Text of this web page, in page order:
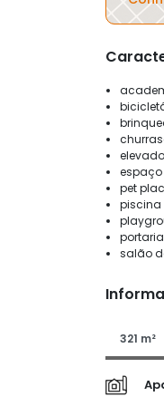
pet
piscina
salão
321 m²